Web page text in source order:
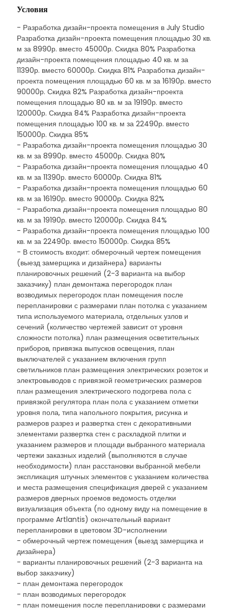
Условия
- Разработка дизайн-проекта помещения в July Studio
Разработка дизайн-проекта помещения площадью 30 кв.
м за 8990р. вместо 45000р. Скидка 80% Разработка
дизайн-проекта помещения площадью 40 кв. м за
11390р. вместо 60000р. Скидка 81% Разработка дизайн-
проекта помещения площадью 60 кв. м за 16190р. вместо
90000р. Скидка 82% Разработка дизайн-проекта
помещения площадью 80 кв. м за 19190р. вместо
120000р. Скидка 84% Разработка дизайн-проекта
помещения площадью 100 кв. м за 22490р. вместо
150000р. Скидка 85%
- Разработка дизайн-проекта помещения площадью 30
кв. м за 8990р. вместо 45000р. Скидка 80%
- Разработка дизайн-проекта помещения площадью 40
кв. м за 11390р. вместо 60000р. Скидка 81%
- Разработка дизайн-проекта помещения площадью 60
кв. м за 16190р. вместо 90000р. Скидка 82%
- Разработка дизайн-проекта помещения площадью 80
кв. м за 19190р. вместо 120000р. Скидка 84%
- Разработка дизайн-проекта помещения площадью 100
кв. м за 22490р. вместо 150000р. Скидка 85%
- В стоимость входит: обмерочный чертеж помещения
(выезд замерщика и дизайнера) варианты
планировочных решений (2-3 варианта на выбор
заказчику) план демонтажа перегородок план
возводимых перегородок план помещения после
перепланировки с размерами план потолка с указанием
типа используемого материала, отдельных узлов и
сечений (количество чертежей зависит от уровня
сложности потолка) план размещения осветительных
приборов, привязка выпусков освещения, план
выключателей с указанием включения групп
светильников план размещения электрических розеток и
электровыводов с привязкой геометрических размеров
план размещения электрического подогрева пола с
привязкой регулятора план пола с указанием отметки
уровня пола, типа напольного покрытия, рисунка и
размеров разрез и развертка стен с декоративными
элементами развертка стен с раскладкой плитки и
указанием размеров и площади выбранного материала
чертежи заказных изделий (выполняются в случае
необходимости) план расстановки выбранной мебели
экспликация штучных элементов с указанием количества
и места размещения спецификация дверей с указанием
размеров дверных проемов ведомость отделки
визуализация объекта (по одному виду на помещение в
программе Artlantis) окончательный вариант
перепланировки в цветовом 3D-исполнении
- обмерочный чертеж помещения (выезд замерщика и
дизайнера)
- варианты планировочных решений (2-3 варианта на
выбор заказчику)
- план демонтажа перегородок
- план возводимых перегородок
- план помещения после перепланировки с размерами